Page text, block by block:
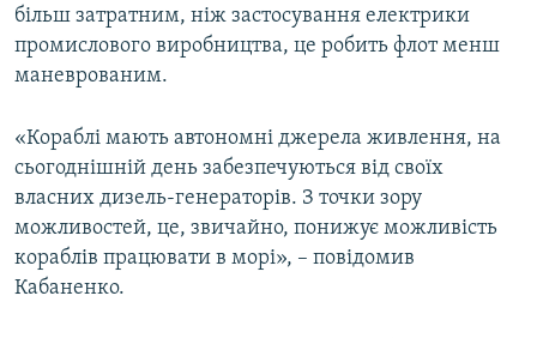
Усі сайти RFE/RL
більш затратним, ніж застосування електрики
промислового виробництва, це робить флот менш
маневрованим.
«Кораблі мають автономні джерела живлення, на
сьогоднішній день забезпечуються від своїх
власних дизель-генераторів. З точки зору
можливостей, це, звичайно, понижує можливість
кораблів працювати в морі», – повідомив
Кабаненко.